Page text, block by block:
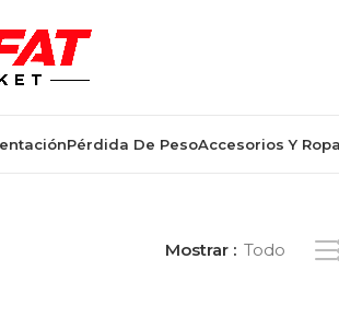
Pérdida De PesoAccesorios Y
Mostrar Todo